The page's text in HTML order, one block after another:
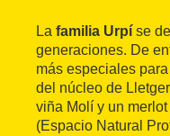
La familia Urpí se
generaciones. De
más especiales
del núcleo de
viña Molí y un
(Espacio Natural